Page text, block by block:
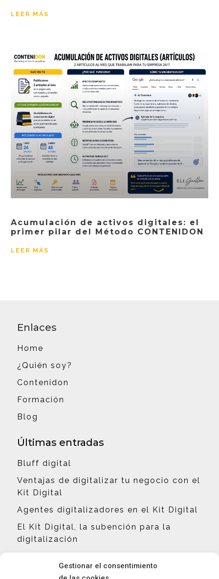
Gestionar el consentimiento
LEER MÁS
Acumulación de activos digitales: el
primer pilar del Método CONTENIDON
LEER MÁS
Enlaces
Home
¿Quién soy?
Contenidon
Formación
Blog
Últimas entradas
Bluff digital
Ventajas de digitalizar tu negocio con el
Kit Digital
Agentes digitalizadores en el Kit Digital
El Kit Digital, la subención para la
digitalización
Contacto